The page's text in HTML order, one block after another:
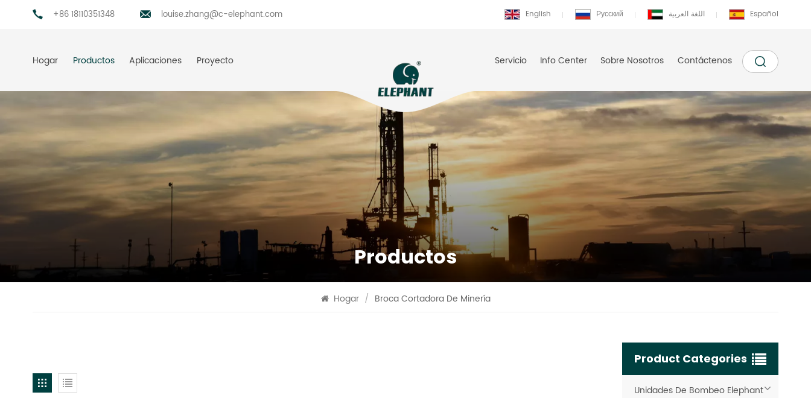
+86 18110351348 louise.zhang@c-elephant.com English Русский اللغة العربية Español
Hogar Productos Aplicaciones Proyecto Servicio Info Center Sobre Nosotros Contáctenos
Productos
Hogar / Broca Cortadora De Minería
Product Categories
Unidades De Bombeo Elephant